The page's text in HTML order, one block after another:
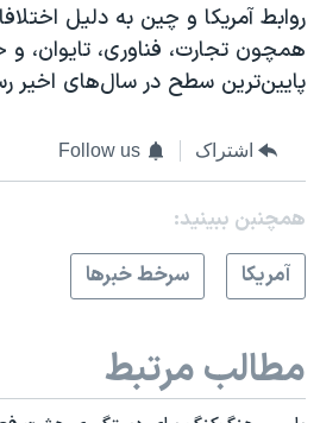
روابط آمریکا و چین به دلیل
همچون تجارت، فناوری، تایوان،
پایین‌ترین سطح در سال‌های اخیر
اشتراک Follow us
همچنبن ببینید:
آمريکا
سرخط خبرها
مطالب مرتبط